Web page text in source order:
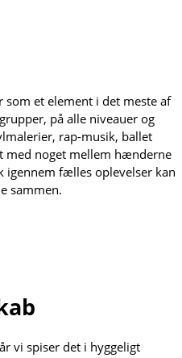
et element i det meste af
på alle niveauer og
rap-musik, ballet
med noget mellem hænderne
igennem fælles oplevelser kan
sammen.
vi spiser det i hyggeligt